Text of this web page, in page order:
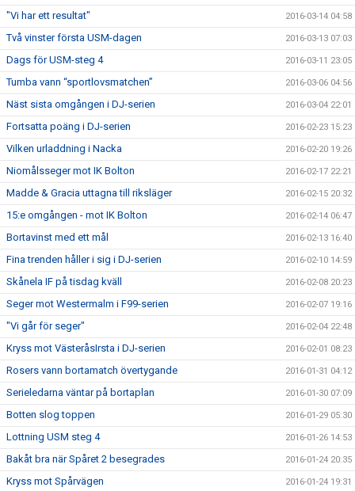
"Vi har ett resultat" 2016-03-14 04:58
Två vinster första USM-dagen 2016-03-13 07:03
Dags för USM-steg 4 2016-03-11 23:05
Tumba vann “sportlovsmatchen” 2016-03-06 04:56
Näst sista omgången i DJ-serien 2016-03-04 22:01
Fortsatta poäng i DJ-serien 2016-02-23 15:23
Vilken urladdning i Nacka 2016-02-20 19:26
Niomålsseger mot IK Bolton 2016-02-17 22:21
Madde & Gracia uttagna till riksläger 2016-02-15 20:32
15:e omgången - mot IK Bolton 2016-02-14 06:47
Bortavinst med ett mål 2016-02-13 16:40
Fina trenden håller i sig i DJ-serien 2016-02-10 14:59
Skånela IF på tisdag kväll 2016-02-08 20:23
Seger mot Westermalm i F99-serien 2016-02-07 19:16
"Vi går för seger" 2016-02-04 22:48
Kryss mot VästeråsIrsta i DJ-serien 2016-02-01 08:23
Rosers vann bortamatch övertygande 2016-01-31 04:12
Serieledarna väntar på bortaplan 2016-01-30 07:09
Botten slog toppen 2016-01-29 05:30
Lottning USM steg 4 2016-01-26 14:53
Bakåt bra när Spåret 2 besegrades 2016-01-24 20:35
Kryss mot Spårvägen 2016-01-24 19:31